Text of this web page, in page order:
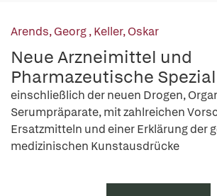
Arends, Georg,Keller, Oskar
Neue Arzneimittel und
Pharmazeutische
einschließlich der neuen Drogen,
Serumpräparate, mit zahlreichen
Ersatzmitteln und einer Erklärung der
medizinischen Kunstausdrücke